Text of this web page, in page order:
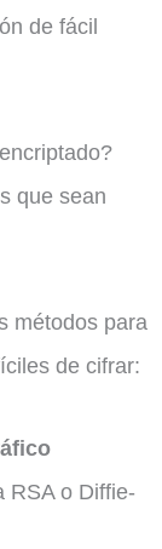
de fácil
que sean
métodos para
de cifrar:
o Diffie-